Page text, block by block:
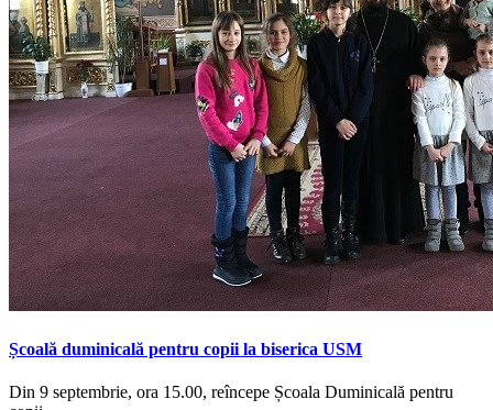
Școală duminicală pentru copii la biserica USM
Din 9 septembrie, ora 15.00, reîncepe Școala Duminicală pentru